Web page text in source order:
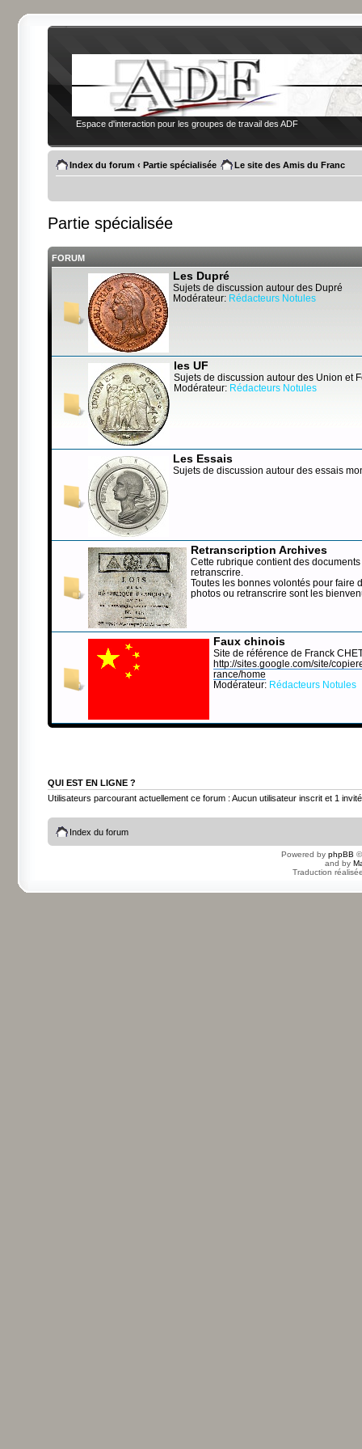
Espace d'interaction pour les groupes de travail des ADF
Index du forum ‹ Partie spécialisée Le site des Amis du Franc
Partie spécialisée
FORUM
Les Dupré
Sujets de discussion autour des Dupré
Modérateur: Rédacteurs Notules
les UF
Sujets de discussion autour des Union et
Modérateur: Rédacteurs Notules
Les Essais
Sujets de discussion autour des essais
Retranscription Archives
Cette rubrique contient des
retranscrire.
Toutes les bonnes volontés pour faire
photos ou retranscrire sont les
Faux chinois
Site de référence de Franck
http://sites.google.com/site/
rance/home
Modérateur: Rédacteurs Notules
QUI EST EN LIGNE ?
Utilisateurs parcourant actuellement ce forum : Aucun utilisateur inscrit et 1 invité
Index du forum
Powered by phpBB
and by
Traduction